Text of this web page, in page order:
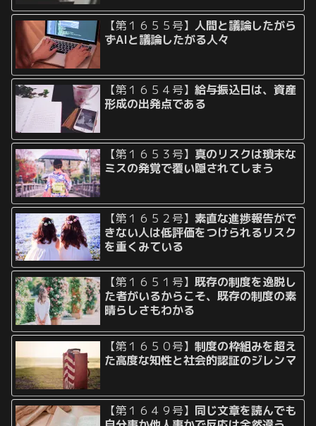
【第１６５５号】人間と議論したがら
ずAIと議論したがる人々
【第１６５４号】給与振込日は、資産
形成の出発点である
【第１６５３号】 真のリスクは瑣末な
ミスの発覚で覆い隠されてしまう
【第１６５２号】素直な進捗報告がで
きない人は低評価をつけられるリスク
を重くみている
【第１６５１号】既存の制度を逸脱し
た者がいるからこそ、既存の制度の素
晴らしさもわかる
【第１６５０号】制度の枠組みを超え
た高度な知性と社会的認証のジレンマ
【第１６４９号】 同じ文章を読んでも